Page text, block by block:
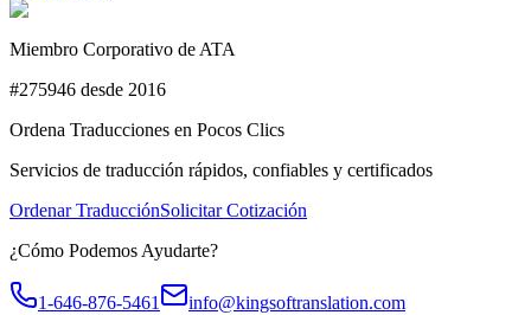
Miembro Corporativo de ATA
#275946 desde 2016
Ordena Traducciones en Pocos Clics
Servicios de traducción rápidos, confiables y certificados
Ordenar TraducciónSolicitar Cotización
¿Cómo Podemos Ayudarte?
1-646-876-5461
info@kingsoftranslation.com